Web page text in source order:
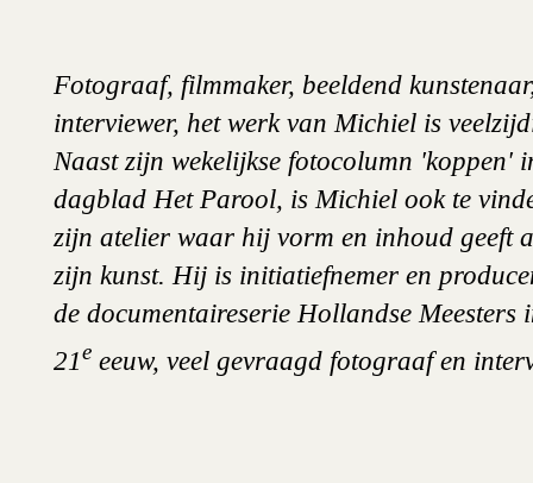
Fotograaf, filmmaker, beeldend
interviewer, het werk van Michiel is
Naast zijn wekelijkse fotocolumn 'koppen'
dagblad Het Parool, is Michiel ook te
zijn atelier waar hij vorm en inhoud geeft
zijn kunst. Hij is initiatiefnemer en
de documentaireserie Hollandse Meesters
21e eeuw, veel gevraagd fotograaf en